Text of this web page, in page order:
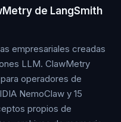
de LangSmith
empresariales creadas
LLM. ClawMetry
operadores de
NemoClaw y 15
propios de